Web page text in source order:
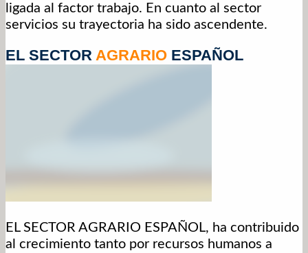
ligada al factor trabajo. En cuanto al sector
servicios su trayectoria ha sido ascendente.
EL SECTOR AGRARIO ESPAÑOL
EL SECTOR AGRARIO ESPAÑOL, ha contribuido
al crecimiento tanto por recursos humanos a